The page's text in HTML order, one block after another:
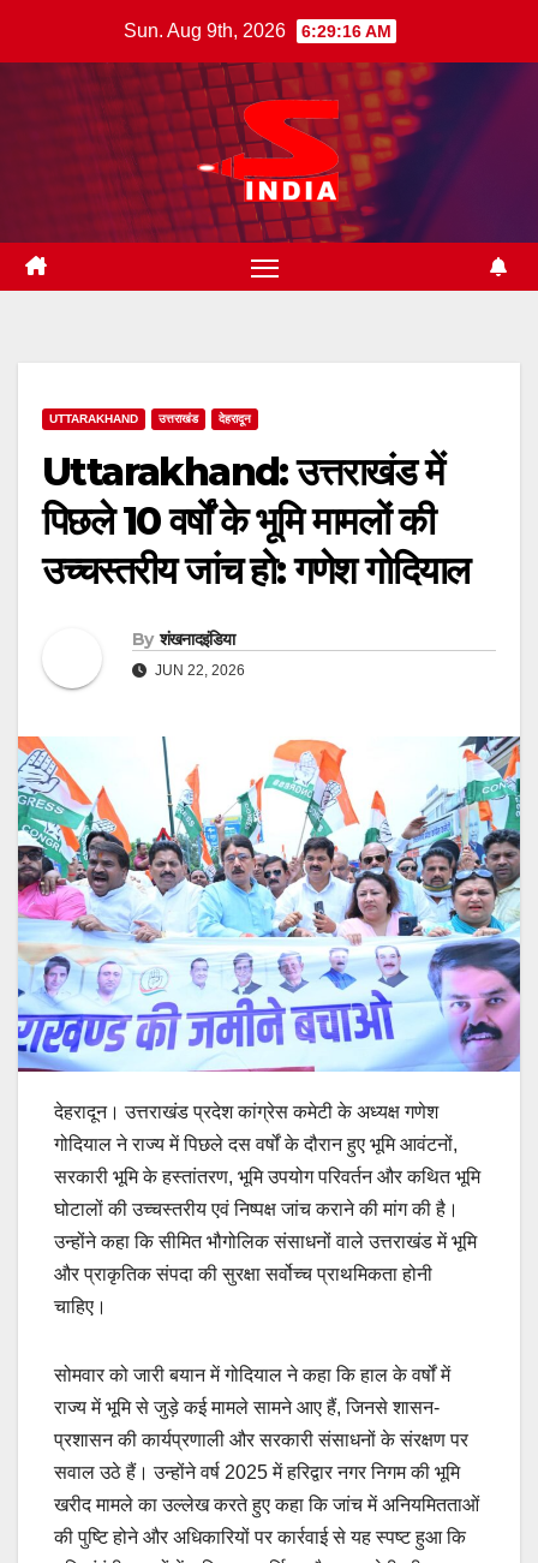
Sun. Aug 9th, 2026 6:29:17 AM
UTTARAKHAND उत्तराखंड देहरादून
Uttarakhand: उत्तराखंड में
पिछले 10 वर्षों के भूमि मामलों की
उच्चस्तरीय जांच हो: गणेश गोदियाल
By शंखनादइंडिया
JUN 22, 2026
देहरादून। उत्तराखंड प्रदेश कांग्रेस कमेटी के अध्यक्ष गणेश
गोदियाल ने राज्य में पिछले दस वर्षों के दौरान हुए भूमि आवंटनों,
सरकारी भूमि के हस्तांतरण, भूमि उपयोग परिवर्तन और कथित भूमि
घोटालों की उच्चस्तरीय एवं निष्पक्ष जांच कराने की मांग की है।
उन्होंने कहा कि सीमित भौगोलिक संसाधनों वाले उत्तराखंड में भूमि
और प्राकृतिक संपदा की सुरक्षा सर्वोच्च प्राथमिकता होनी
चाहिए।
सोमवार को जारी बयान में गोदियाल ने कहा कि हाल के वर्षों में
राज्य में भूमि से जुड़े कई मामले सामने आए हैं, जिनसे शासन-
प्रशासन की कार्यप्रणाली और सरकारी संसाधनों के संरक्षण पर
सवाल उठे हैं। उन्होंने वर्ष 2025 में हरिद्वार नगर निगम की भूमि
खरीद मामले का उल्लेख करते हुए कहा कि जांच में अनियमितताओं
की पुष्टि होने और अधिकारियों पर कार्रवाई से यह स्पष्ट हुआ कि